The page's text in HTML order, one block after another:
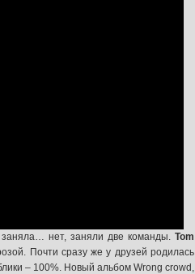
нет, заняли две команды. Tom
Почти сразу же у друзей родилась
– 100%. Новый альбом Wrong crowd,